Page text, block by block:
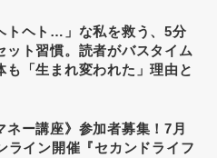
トヘト…」な私を救う、5分
ット習慣。読者がバスタイム
も「生まれ変われた」理由と
ネー講座》参加者募集！7月
ライン開催『セカンドライフ